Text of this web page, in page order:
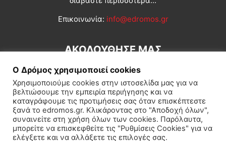
Επικοινωνία: info@edromos.gr
ΑΚΟΛΟΥΘΗΣΕ ΜΑΣ
Εγγραφή συνδρομητή Πολιτική Διεθνή Κοινωνία
Ο Δρόμος χρησιμοποιεί cookies
Χρησιμοποιούμε cookies στην ιστοσελίδα μας για να
βελτιώσουμε την εμπειρία περιήγησης και να
καταγράφουμε τις προτιμήσεις σας όταν επισκέπτεστε
ξανά το edromos.gr. Κλικάροντας στο "Αποδοχή όλων",
συναινείτε στη χρήση όλων των cookies. Παρόλαυτα,
μπορείτε να επισκεφθείτε τις "Ρυθμίσεις Cookies" για να
ελέγξετε και να αλλάξετε τις επιλογές σας.